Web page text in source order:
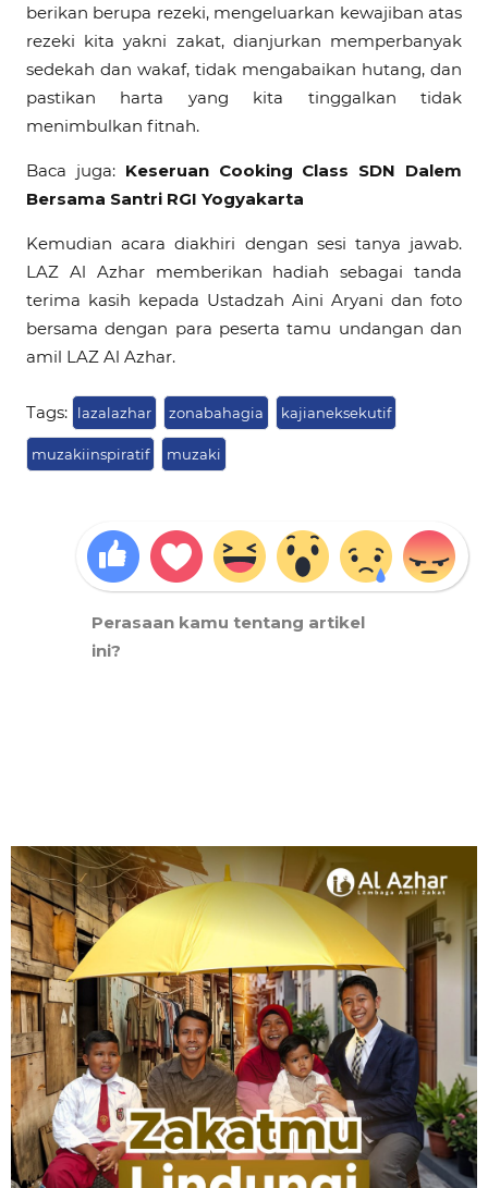
berikan berupa rezeki, mengeluarkan kewajiban atas
rezeki kita yakni zakat, dianjurkan memperbanyak
sedekah dan wakaf, tidak mengabaikan hutang, dan
pastikan harta yang kita tinggalkan tidak
menimbulkan fitnah.
Baca juga: Keseruan Cooking Class SDN Dalem
Bersama Santri RGI Yogyakarta
Kemudian acara diakhiri dengan sesi tanya jawab.
LAZ Al Azhar memberikan hadiah sebagai tanda
terima kasih kepada Ustadzah Aini Aryani dan foto
bersama dengan para peserta tamu undangan dan
amil LAZ Al Azhar.
Tags: lazalazhar zonabahagia kajianeksekutif
muzakiinspiratif muzaki
Perasaan kamu tentang artikel
ini?